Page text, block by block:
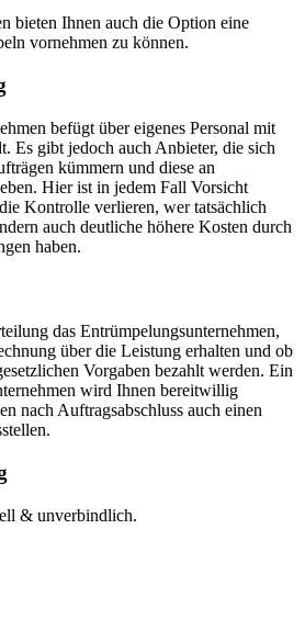
bieten Ihnen auch die Option eine
vornehmen zu können.
befügt über eigenes Personal mit
Es gibt jedoch auch Anbieter, die sich
kümmern und diese an
Hier ist in jedem Fall Vorsicht
Kontrolle verlieren, wer tatsächlich
auch deutliche höhere Kosten durch
haben.
das Entrümpelungsunternehmen,
über die Leistung erhalten und ob
Vorgaben bezahlt werden. Ein
wird Ihnen bereitwillig
nach Auftragsabschluss auch einen
& unverbindlich.